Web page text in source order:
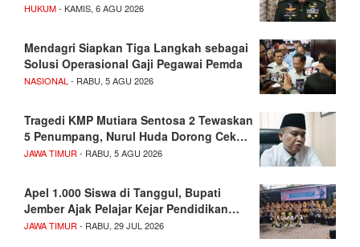
HUKUM- KAMIS, 6 AGU 2026
Mendagri Siapkan Tiga Langkah sebagai
Solusi Operasional Gaji Pegawai Pemda
NASIONAL - RABU, 5 AGU 2026
Tragedi KMP Mutiara Sentosa 2 Tewaskan
5 Penumpang, Nurul Huda Dorong Cek…
JAWA TIMUR - RABU, 5 AGU 2026
Apel 1.000 Siswa di Tanggul, Bupati
Jember Ajak Pelajar Kejar Pendidikan…
JAWA TIMUR - RABU, 29 JUL 2026